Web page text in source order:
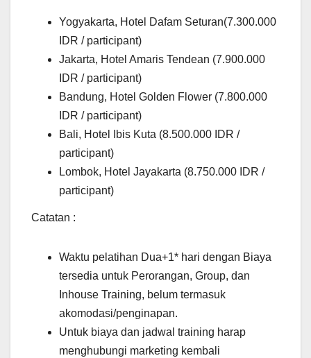
Yogyakarta, Hotel Dafam Seturan(7.300.000
IDR / participant)
Jakarta, Hotel Amaris Tendean (7.900.000
IDR / participant)
Bandung, Hotel Golden Flower (7.800.000
IDR / participant)
Bali, Hotel Ibis Kuta (8.500.000 IDR /
participant)
Lombok, Hotel Jayakarta (8.750.000 IDR /
participant)
Catatan :
Waktu pelatihan Dua+1* hari dengan Biaya
tersedia untuk Perorangan, Group, dan
Inhouse Training, belum termasuk
akomodasi/penginapan.
Untuk biaya dan jadwal training harap
menghubungi marketing kembali